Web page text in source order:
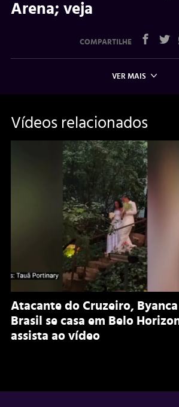
Arena; veja
COMPARTILHE
VER MAIS
Vídeos relacionados
Atacante do Cruzeiro, Byanca
Brasil se casa em Belo
assista ao vídeo